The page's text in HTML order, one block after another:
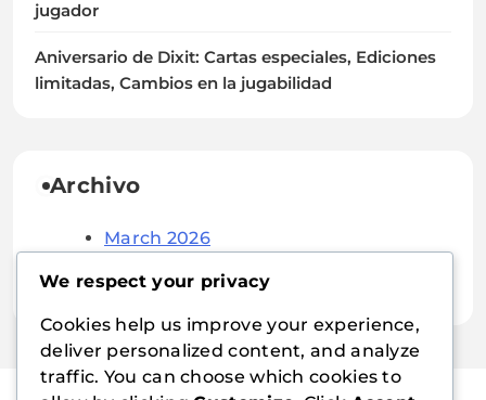
jugador
Aniversario de Dixit: Cartas especiales, Ediciones
limitadas, Cambios en la jugabilidad
Archivo
March 2026
We respect your privacy
Cookies help us improve your experience,
deliver personalized content, and analyze
traffic. You can choose which cookies to